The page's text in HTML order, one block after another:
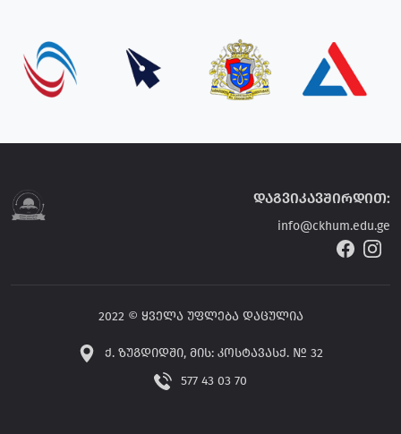
დაგვიკავშირდით:
info@ckhum.edu.ge
2022 © ყველა უფლება დაცულია
ქ. ზუგდიდში, მის: კოსტავასქ. № 32
577 43 03 70